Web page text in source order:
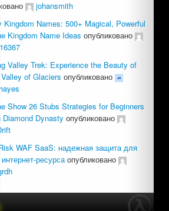
johansmith
Kingdom Names: 500+ Magical, Powerful
Kingdom Name Ideas опубликовано
Valley Trek: Experience the Beauty of
of Glaciers опубликовано
Show 26 Stubs Strategies for Beginners
Diamond Dynasty опубликовано
WAF SaaS: надежная защита для
ресурсаопубликовано